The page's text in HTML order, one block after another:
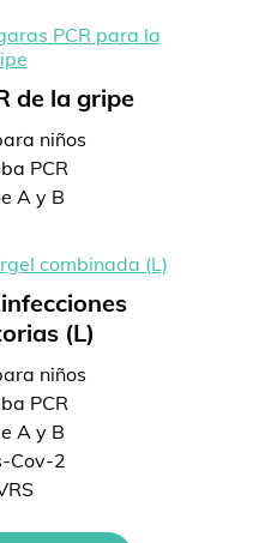
de la gripe
niños
PCR
A y B
(L)
niños
PCR
A y B
Cov-2